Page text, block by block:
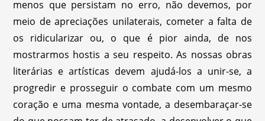
menos que persistam no erro, não devemos, por
meio de apreciações unilaterais, cometer a falta de
os ridicularizar ou, o que é pior ainda, de nos
mostrarmos hostis a seu respeito. As nossas obras
literárias e artísticas devem ajudá-los a unir-se, a
progredir e prosseguir o combate com um mesmo
coração e uma mesma vontade, a desembaraçar-se